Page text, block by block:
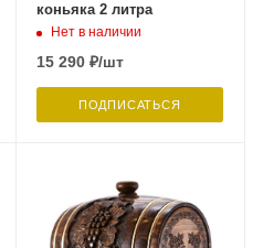
коньяка 2 литра
Нет в наличии
15 290₽/шт
ПОДПИСАТЬСЯ